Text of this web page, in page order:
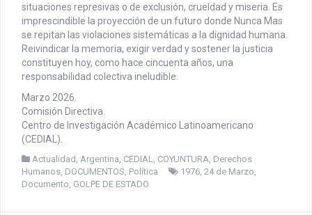
situaciones represivas o de exclusión, crueldad y miseria. Es
imprescindible la proyección de un futuro donde Nunca Mas
se repitan las violaciones sistemáticas a la dignidad humana.
Reivindicar la memoria, exigir verdad y sostener la justicia
constituyen hoy, como hace cincuenta años, una
responsabilidad colectiva ineludible.
Marzo 2026.
Comisión Directiva.
Centro de Investigación Académico Latinoamericano
(CEDIAL).
Actualidad , Argentina, CEDIAL, COYUNTURA, Derechos
Humanos, DOCUMENTOS, Política 1976, 24 de Marzo,
Documento, GOLPE DE ESTADO